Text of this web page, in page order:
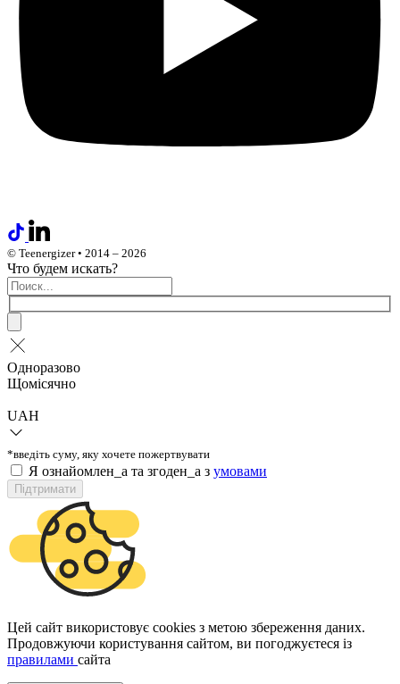
© Teenergizer • 2014 – 2026
Что будем искать?
Одноразово
Щомісячно
UAH
*введіть суму, яку хочете пожертвувати
Я ознайомлен_а та згоден_а з умовами
Підтримати
Цей сайт використовує cookies з метою збереження даних.
Продовжуючи користування сайтом, ви погоджуєтеся із
правилами сайта